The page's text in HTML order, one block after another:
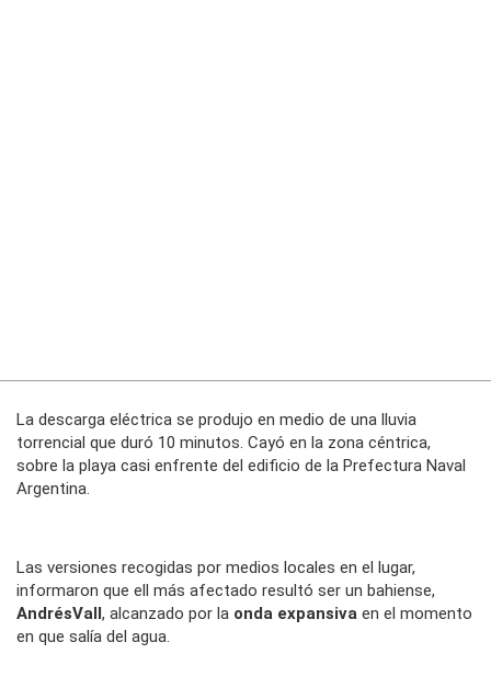
La descarga eléctrica se produjo en medio de una lluvia
torrencial que duró 10 minutos. Cayó en la zona céntrica,
sobre la playa casi enfrente del edificio de la Prefectura Naval
Argentina.
Las versiones recogidas por medios locales en el lugar,
informaron que ell más afectado resultó ser un bahiense,
AndrésVall, alcanzado por la onda expansiva en el momento
en que salía del agua.